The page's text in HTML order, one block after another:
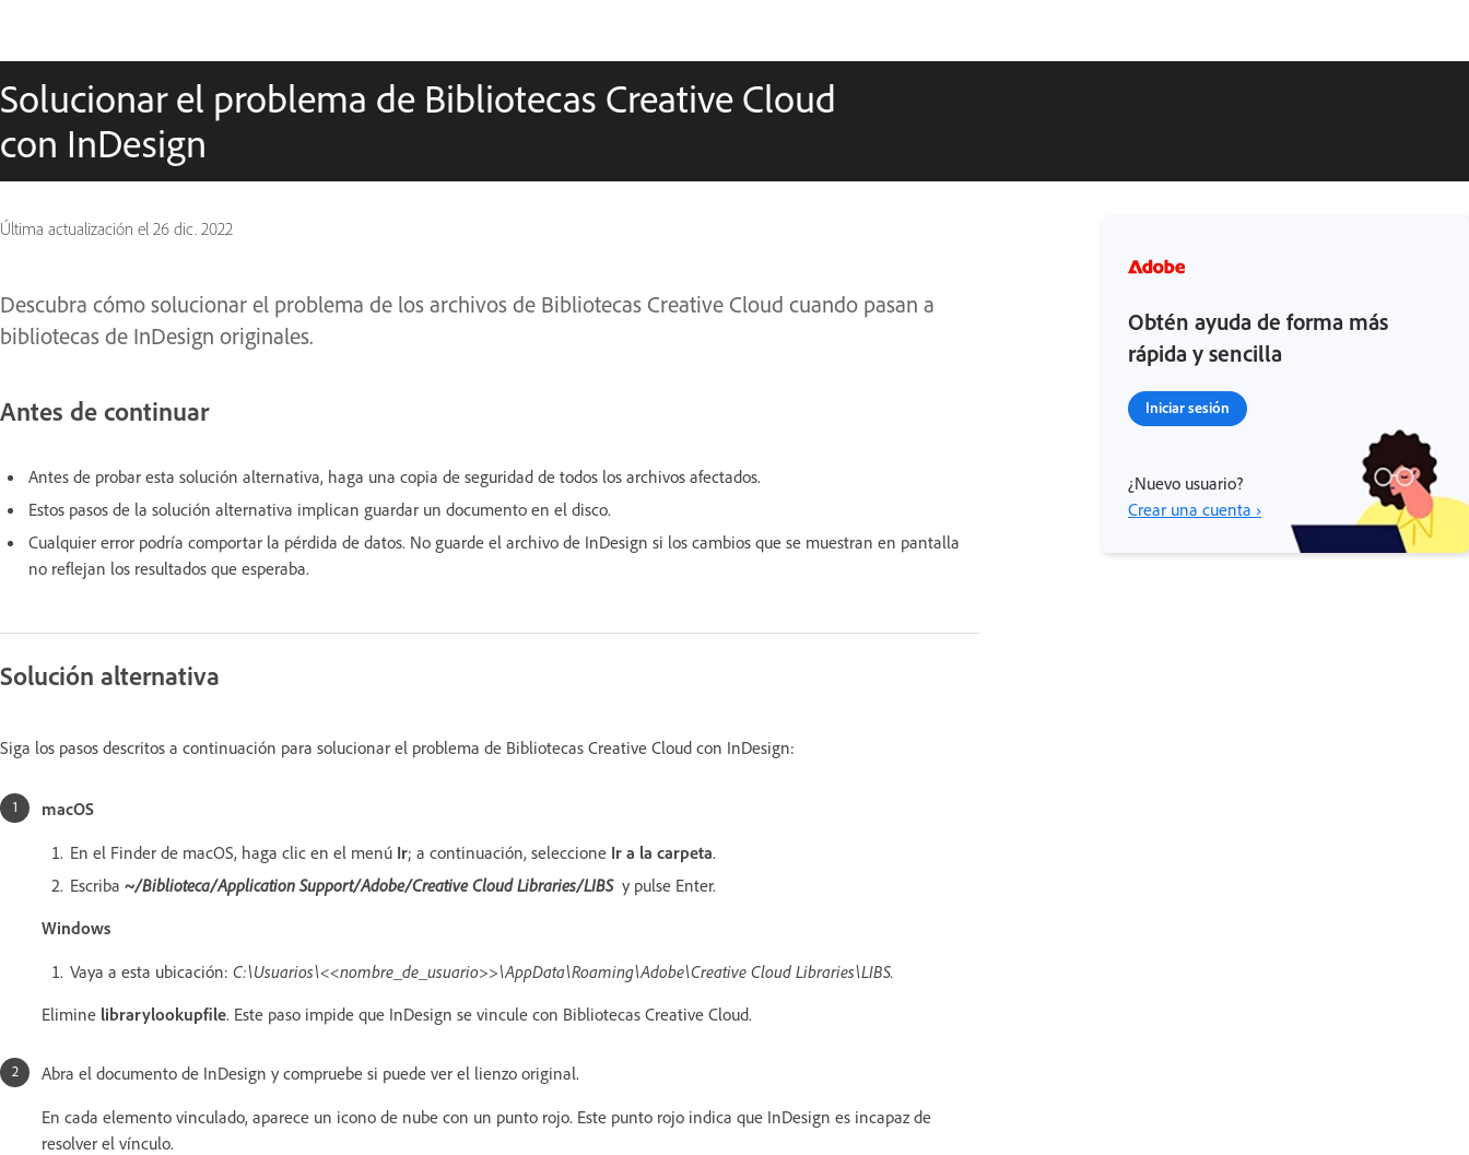
Solucionar el problema de Bibliotecas Creative Cloud
con InDesign
Última actualización el 26 dic. 2022
Descubra cómo solucionar el problema de los archivos de Bibliotecas Creative Cloud cuando pasan a
bibliotecas de InDesign originales.
Antes de continuar
Antes de probar esta solución alternativa, haga una copia de seguridad de todos los archivos afectados.
Estos pasos de la solución alternativa implican guardar un documento en el disco.
Cualquier error podría comportar la pérdida de datos. No guarde el archivo de InDesign si los cambios que se muestran en pantalla
no reflejan los resultados que esperaba.
Solución alternativa
Siga los pasos descritos a continuación para solucionar el problema de Bibliotecas Creative Cloud con InDesign:
macOS
En el Finder de macOS, haga clic en el menú Ir; a continuación, seleccione Ir a la carpeta.
Escriba ~/Biblioteca/Application Support/Adobe/Creative Cloud Libraries/LIBSy pulse Enter.
Windows
Vaya a esta ubicación: C:\Usuarios\<<nombre_de_usuario>>\AppData\Roaming\Adobe\Creative Cloud Libraries\LIBS.
Elimine librarylookupfile. Este paso impide que InDesign se vincule con Bibliotecas Creative Cloud.
Abra el documento de InDesign y compruebe si puede ver el lienzo original.
En cada elemento vinculado, aparece un icono de nube con un punto rojo. Este punto rojo indica que InDesign es incapaz de
resolver el vínculo.
Obtén ayuda de forma más
rápida y sencilla
Iniciar sesión
¿Nuevo usuario?
Crear una cuenta ›